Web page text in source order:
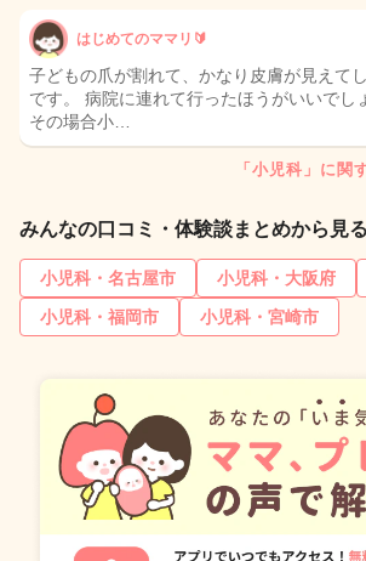
はじめてのママリ🔰
子どもの爪が割れて、かなり皮膚が見えて
です。 病院に連れて行ったほうがいいでし
その場合小…
「小児科」に関
みんなの口コミ・体験談まとめから見る
小児科・名古屋市 小児科・大阪府
小児科・福岡市
小児科・宮崎市